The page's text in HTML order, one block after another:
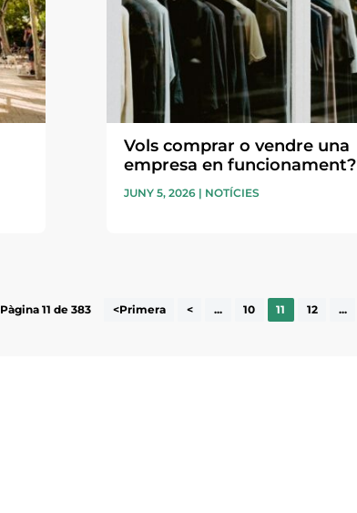
Vols comprar o vendre una
empresa en funcionament?
JUNY 5, 2026| NOTÍCIES
Pàgina 11 de 383 <Primera < ... 10 11 12 ...